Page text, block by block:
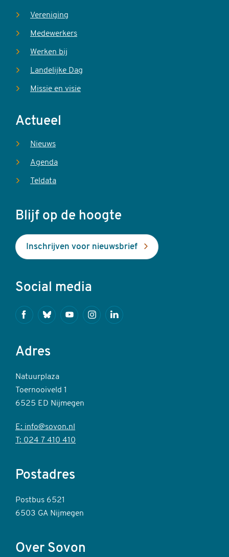
Vereniging
Medewerkers
Werken bij
Landelijke Dag
Missie en visie
Actueel
Nieuws
Agenda
Teldata
Blijf op de hoogte
Inschrijven voor nieuwsbrief
Social media
FacebookBlueskyYoutubeInstagramLinkedin
Adres
Natuurplaza
Toernooiveld 1
6525 ED Nijmegen
E: info@sovon.nl
T: 024 7 410 410
Postadres
Postbus 6521
6503 GA Nijmegen
Over Sovon